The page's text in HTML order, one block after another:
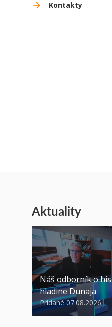
Kontakty
Aktuality
Náš odborník o
hladine Dunaja
Pridané 07.08.2026